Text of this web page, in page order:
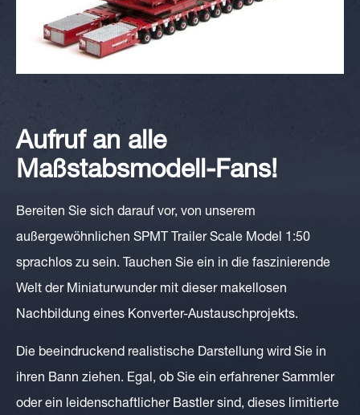
Aufruf an alle
Maßstabsmodell-Fans!
Bereiten Sie sich darauf vor, von unserem
außergewöhnlichen SPMT Trailer Scale Model 1:50
sprachlos zu sein. Tauchen Sie ein in die faszinierende
Welt der Miniaturwunder mit dieser makellosen
Nachbildung eines Konverter-Austauschprojekts.
Die beeindruckend realistische Darstellung wird Sie in
ihren Bann ziehen. Egal, ob Sie ein erfahrener Sammler
oder ein leidenschaftlicher Bastler sind, dieses limitierte